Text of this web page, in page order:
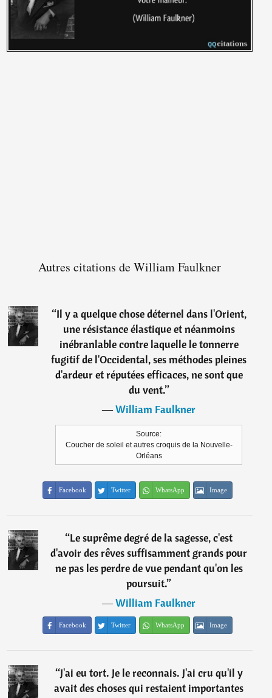
Autres citations de William Faulkner
“Il y a quelque chose déternel dans l'Orient,
une résistance élastique et néanmoins
inébranlable contre laquelle le tonnerre
fugitif de l'Occidental, ses méthodes pleines
d'ardeur et réputées efficaces, ne sont que
du vent.”
―William Faulkner
Source:
Coucher de soleil et autres croquis de la Nouvelle-
Orléans
Facebook Twitter WhatsApp Image
“Le suprême degré de la sagesse, c'est
d'avoir des rêves suffisamment grands pour
ne pas les perdre de vue pendant qu'on les
poursuit.”
―William Faulkner
Facebook Twitter WhatsApp Image
“J'ai eu tort. Je le reconnais. J'ai cru qu'il y
avait des choses qui restaient importantes